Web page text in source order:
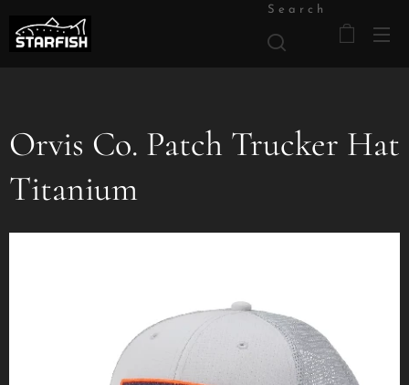
Search
Orvis Co. Patch Trucker Hat
Titanium